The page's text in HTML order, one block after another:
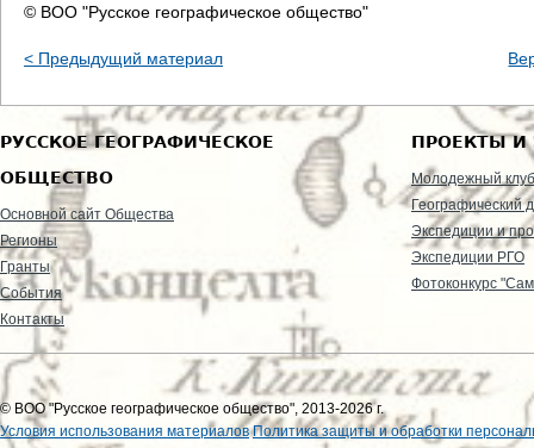
© ВОО "Русское географическое общество"
< Предыдущий материал
РУССКОЕ ГЕОГРАФИЧЕСКОЕ
ОБЩЕСТВО
Основной сайт Общества
Регионы
Гранты
События
Контакты
ПРОЕКТЫ И
Молодежный клуб
Географический
Экспедиции и
Экспедиции РГО
Фотоконкурс
© ВОО "Русское географическое общество", 2013-2026 г.
Условия использования материалов Политика защиты и обработки